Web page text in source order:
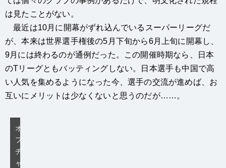
は見たことがない。
最近は10月に開幕がずれ込んでいるスーパーリーグだ
が、本来は世界選手権後の5月下旬から6月上旬に開幕し、
9月には終わるのが通例だった。この開催時期なら、日本
のTリーグともバッティングしない。日本選手も中国で高
い人気を集めるようになった今、選手の交流が進めば、お
互いにメリットは少なくないと思うのだが……。
オ
フ
チ
ャ